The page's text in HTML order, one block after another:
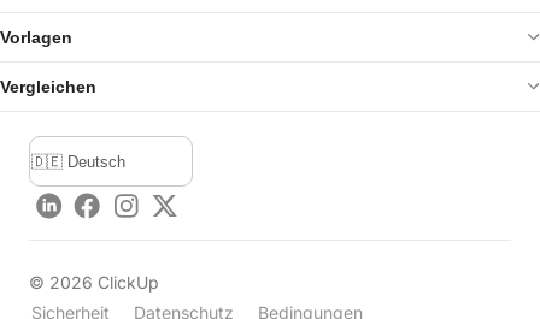
Vorlagen
Vergleichen
LinkedInFacebook
Instagram
Twitter
© 2026 ClickUp
Sicherheit
Datenschutz Bedingungen